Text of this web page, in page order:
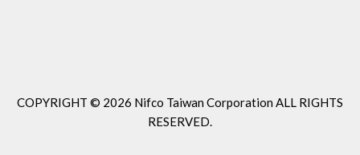
COPYRIGHT © 2026 Nifco Taiwan Corporation ALL RIGHTS
RESERVED.